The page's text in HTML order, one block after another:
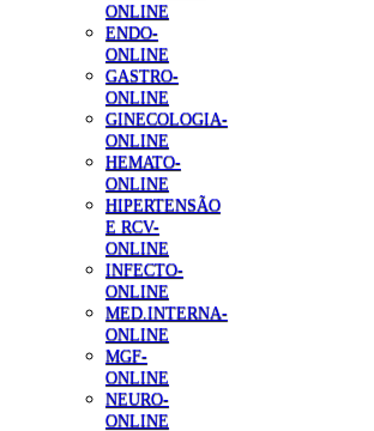
ONLINE
ENDO-
ONLINE
GASTRO-
ONLINE
GINECOLOGIA-
ONLINE
HEMATO-
ONLINE
HIPERTENSÃO
E RCV-
ONLINE
INFECTO-
ONLINE
MED.INTERNA-
ONLINE
MGF-
ONLINE
NEURO-
ONLINE